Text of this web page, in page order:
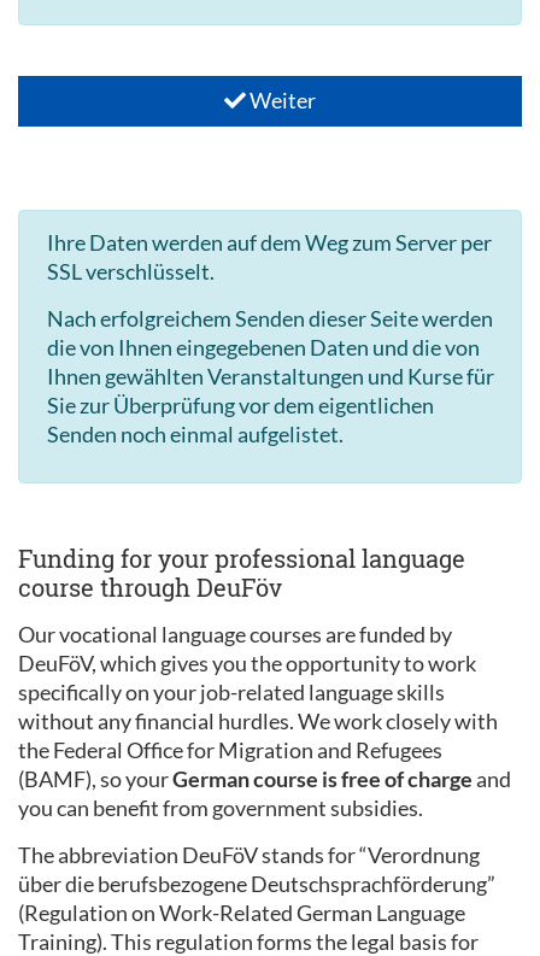
Weiter
Ihre Daten werden auf dem Weg zum Server per
SSL verschlüsselt.
Nach erfolgreichem Senden dieser Seite werden
die von Ihnen eingegebenen Daten und die von
Ihnen gewählten Veranstaltungen und Kurse für
Sie zur Überprüfung vor dem eigentlichen
Senden noch einmal aufgelistet.
Funding for your professional language
course through DeuFöv
Our vocational language courses are funded by
DeuFöV, which gives you the opportunity to work
specifically on your job-related language skills
without any financial hurdles. We work closely with
the Federal Office for Migration and Refugees
(BAMF), so yourGerman course is free of chargeand
you can benefit from government subsidies.
The abbreviation DeuFöV stands for “Verordnung
über die berufsbezogene Deutschsprachförderung”
(Regulation on Work-Related German Language
Training). This regulation forms the legal basis for